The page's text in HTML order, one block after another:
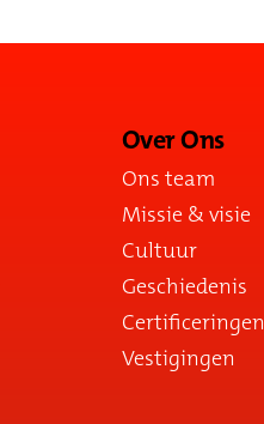
Over Ons
Ons team
Missie & visie
Cultuur
Geschiedenis
Certificeringen
Vestigingen